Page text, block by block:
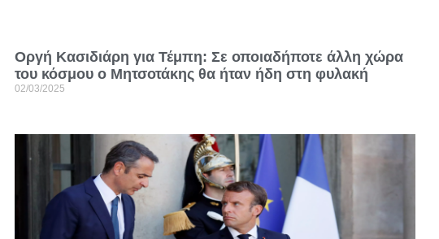
Οργή Κασιδιάρη για Τέμπη: Σε οποιαδήποτε άλλη χώρα
του κόσμου ο Μητσοτάκης θα ήταν ήδη στη φυλακή
02/03/2025